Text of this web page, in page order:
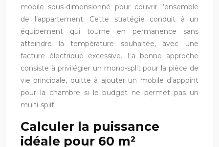
mobile sous-dimensionné pour couvrir l’ensemble
de l’appartement. Cette stratégie conduit à un
équipement qui tourne en permanence sans
atteindre la température souhaitée, avec une
facture électrique excessive. La bonne approche
consiste à privilégier un mono-split pour la pièce de
vie principale, quitte à ajouter un mobile d’appoint
pour la chambre si le budget ne permet pas un
multi-split.
Calculer la puissance
idéale pour 60 m²